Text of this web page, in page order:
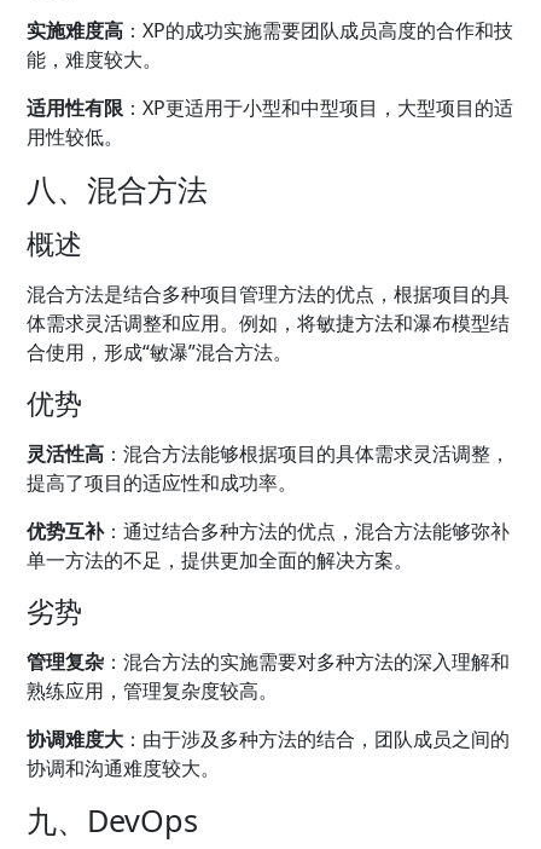
实施难度高 ：XP的成功实施需要团队成员高度的合作和技
能，难度较大。
适用性有限 ：XP更适用于小型和中型项目，大型项目的适
用性较低。
八、混合方法
概述
混合方法是结合多种项目管理方法的优点，根据项目的具
体需求灵活调整和应用。例如，将敏捷方法和瀑布模型结
合使用，形成“敏瀑”混合方法。
优势
灵活性高 ：混合方法能够根据项目的具体需求灵活调整，
提高了项目的适应性和成功率。
优势互补：通过结合多种方法的优点，混合方法能够弥补
单一方法的不足，提供更加全面的解决方案。
劣势
管理复杂 ：混合方法的实施需要对多种方法的深入理解和
熟练应用，管理复杂度较高。
协调难度大 ：由于涉及多种方法的结合，团队成员之间的
协调和沟通难度较大。
九、DevOps